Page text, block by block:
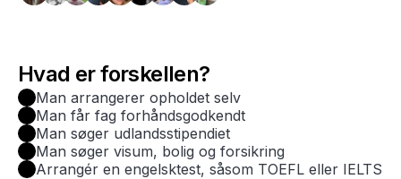
Hvad er forskellen?
Man arrangerer opholdet selv
Man får fag forhåndsgodkendt
Man søger udlandsstipendiet
Man søger visum, bolig og forsikring
Arrangér en engelsktest, såsom TOEFL eller IELTS